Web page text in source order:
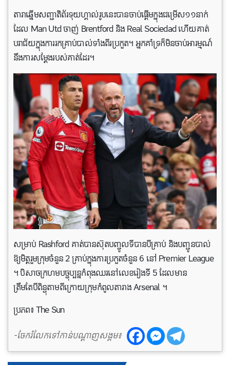
តារាឆ្នើមសញ្ជាតិព័រទុយហ្គាល់រូបនេះបានចាប់ផ្តើមក្នុងជម្រើស១១នាក់
ដែល Man Utd ចាញ់ Brentford និង Real Sociedad ហើយគាត់
បរាជ័យក្នុងការរកគ្រាប់បាល់ទាំងពីរប្រកួត។ អ្នកគាំទ្រក៏មិនចាប់អារម្មណ៍
នឹងការសម្តែងរបស់គាត់ដែរ។
សម្រាប់ Rashford គាត់បានស៊ុតបញ្ចូលទីបានបីគ្រាប់ និងបញ្ជូនបាល់
ឱ្យមិត្តរួមក្រុមចំនួន 2 គ្រាប់ក្នុងការប្រកួតចំនួន 6 នៅ Premier League
។ បិសាចក្រហមបច្ចុប្បន្នកំពុងឈរនៅលេខរៀងទី 5 ដែលមាន
ត្រឹមតែបីពិន្ទុតាមពីក្រោយក្រុមកំពូលតារាង Arsenal ។
ប្រភព៖ The Sun
-ចែករំលែកទៅកាន់បណ្តាញសង្គម៖